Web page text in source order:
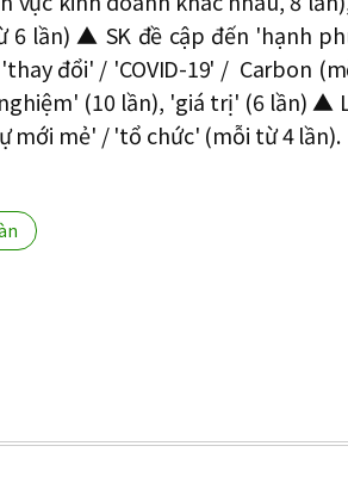
lần) ▲ SK đề cập đến 'hạnh
đổi' / 'COVID-19' / Carbon
(10 lần), 'giá trị' (6 lần) ▲
mới mẻ' / 'tổ chức' (mỗi từ 4 lần).